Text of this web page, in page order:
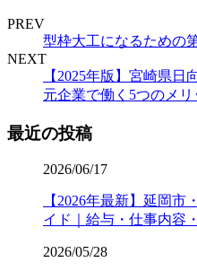
PREV
型枠大工になるための
NEXT
【2025年版】宮崎県
元企業で働く5つのメリ
最近の投稿
2026/06/17
【2026年最新】延岡
イド｜給与・仕事内容
2026/05/28